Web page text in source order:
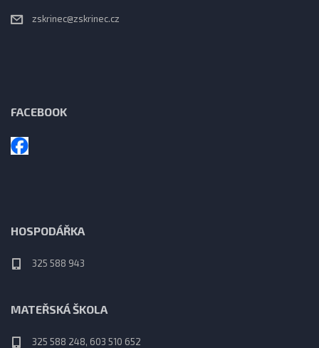
zskrinec@zskrinec.cz
FACEBOOK
HOSPODÁŘKA
325 588 943
MATEŘSKÁ ŠKOLA
325 588 248, 603 510 652